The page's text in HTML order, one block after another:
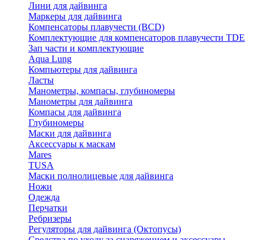
Лини для дайвинга
Маркеры для дайвинга
Компенсаторы плавучести (BCD)
Комплектующие для компенсаторов плавучести TDE
Зап части и комплектующие
Aqua Lung
Компьютеры для дайвинга
Ласты
Манометры, компасы, глубиномеры
Манометры для дайвинга
Компасы для дайвинга
Глубиномеры
Маски для дайвинга
Аксессуары к маскам
Mares
TUSA
Маски полнолицевые для дайвинга
Ножи
Одежда
Перчатки
Ребризеры
Регуляторы для дайвинга (Октопусы)